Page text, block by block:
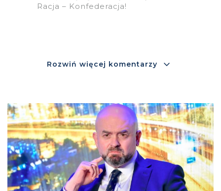
Racja – Konfederacja!
Rozwiń więcej komentarzy